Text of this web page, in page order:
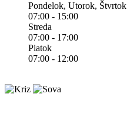
Pondelok, Utorok, Štvrtok
07:00 - 15:00
Streda
07:00 - 17:00
Piatok
07:00 - 12:00